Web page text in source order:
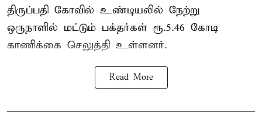
திருப்பதி கோவில் உண்டியலில் நேற்று
ஒருநாளில் மட்டும் பக்தர்கள் ரூ.5.46 கோடி
காணிக்கை செலுத்தி உள்ளனர்.
Read More